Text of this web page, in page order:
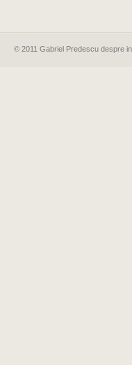
© 2011 Gabriel Predescu despre